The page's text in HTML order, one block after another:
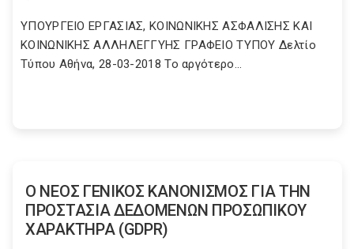
ΥΠΟΥΡΓΕΙΟ EΡΓΑΣΙΑΣ, ΚΟΙΝΩΝΙΚΗΣ ΑΣΦΑΛΙΣΗΣ ΚΑΙ
ΚΟΙΝΩΝΙΚΗΣ ΑΛΛΗΛΕΓΓΥΗΣ ΓΡΑΦΕΙΟ ΤΥΠΟΥ Δελτίο
Τύπου Αθήνα, 28-03-2018 Το αργότερο...
Ο ΝΕΟΣ ΓΕΝΙΚΟΣ ΚΑΝΟΝΙΣΜΟΣ ΓΙΑ ΤΗΝ
ΠΡΟΣΤΑΣΙΑ ΔΕΔΟΜΕΝΩΝ ΠΡΟΣΩΠΙΚΟΥ
ΧΑΡΑΚΤΗΡΑ (GDPR)